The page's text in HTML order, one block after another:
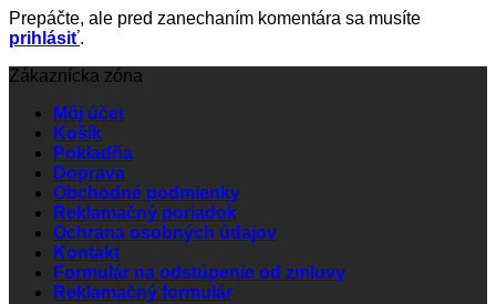
Prepáčte, ale pred zanechaním komentára sa musíte
prihlásiť.
Zákaznícka zóna
Môj účet
Košík
Pokladňa
Doprava
Obchodné podmienky
Reklamačný poriadok
Ochrana osobných údajov
Kontakt
Formulár na odstúpenie od zmluvy
Reklamačný formulár